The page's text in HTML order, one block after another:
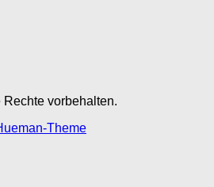
vorbehalten.
Theme